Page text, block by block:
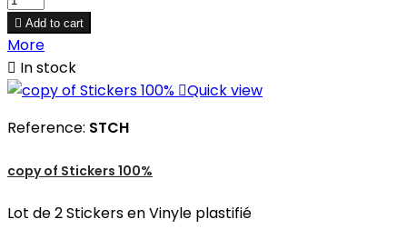
 Add to cart
More
 In stock
Quick view
Reference: STCH
copy of Stickers 100%
Lot de 2 Stickers en Vinyle plastifié